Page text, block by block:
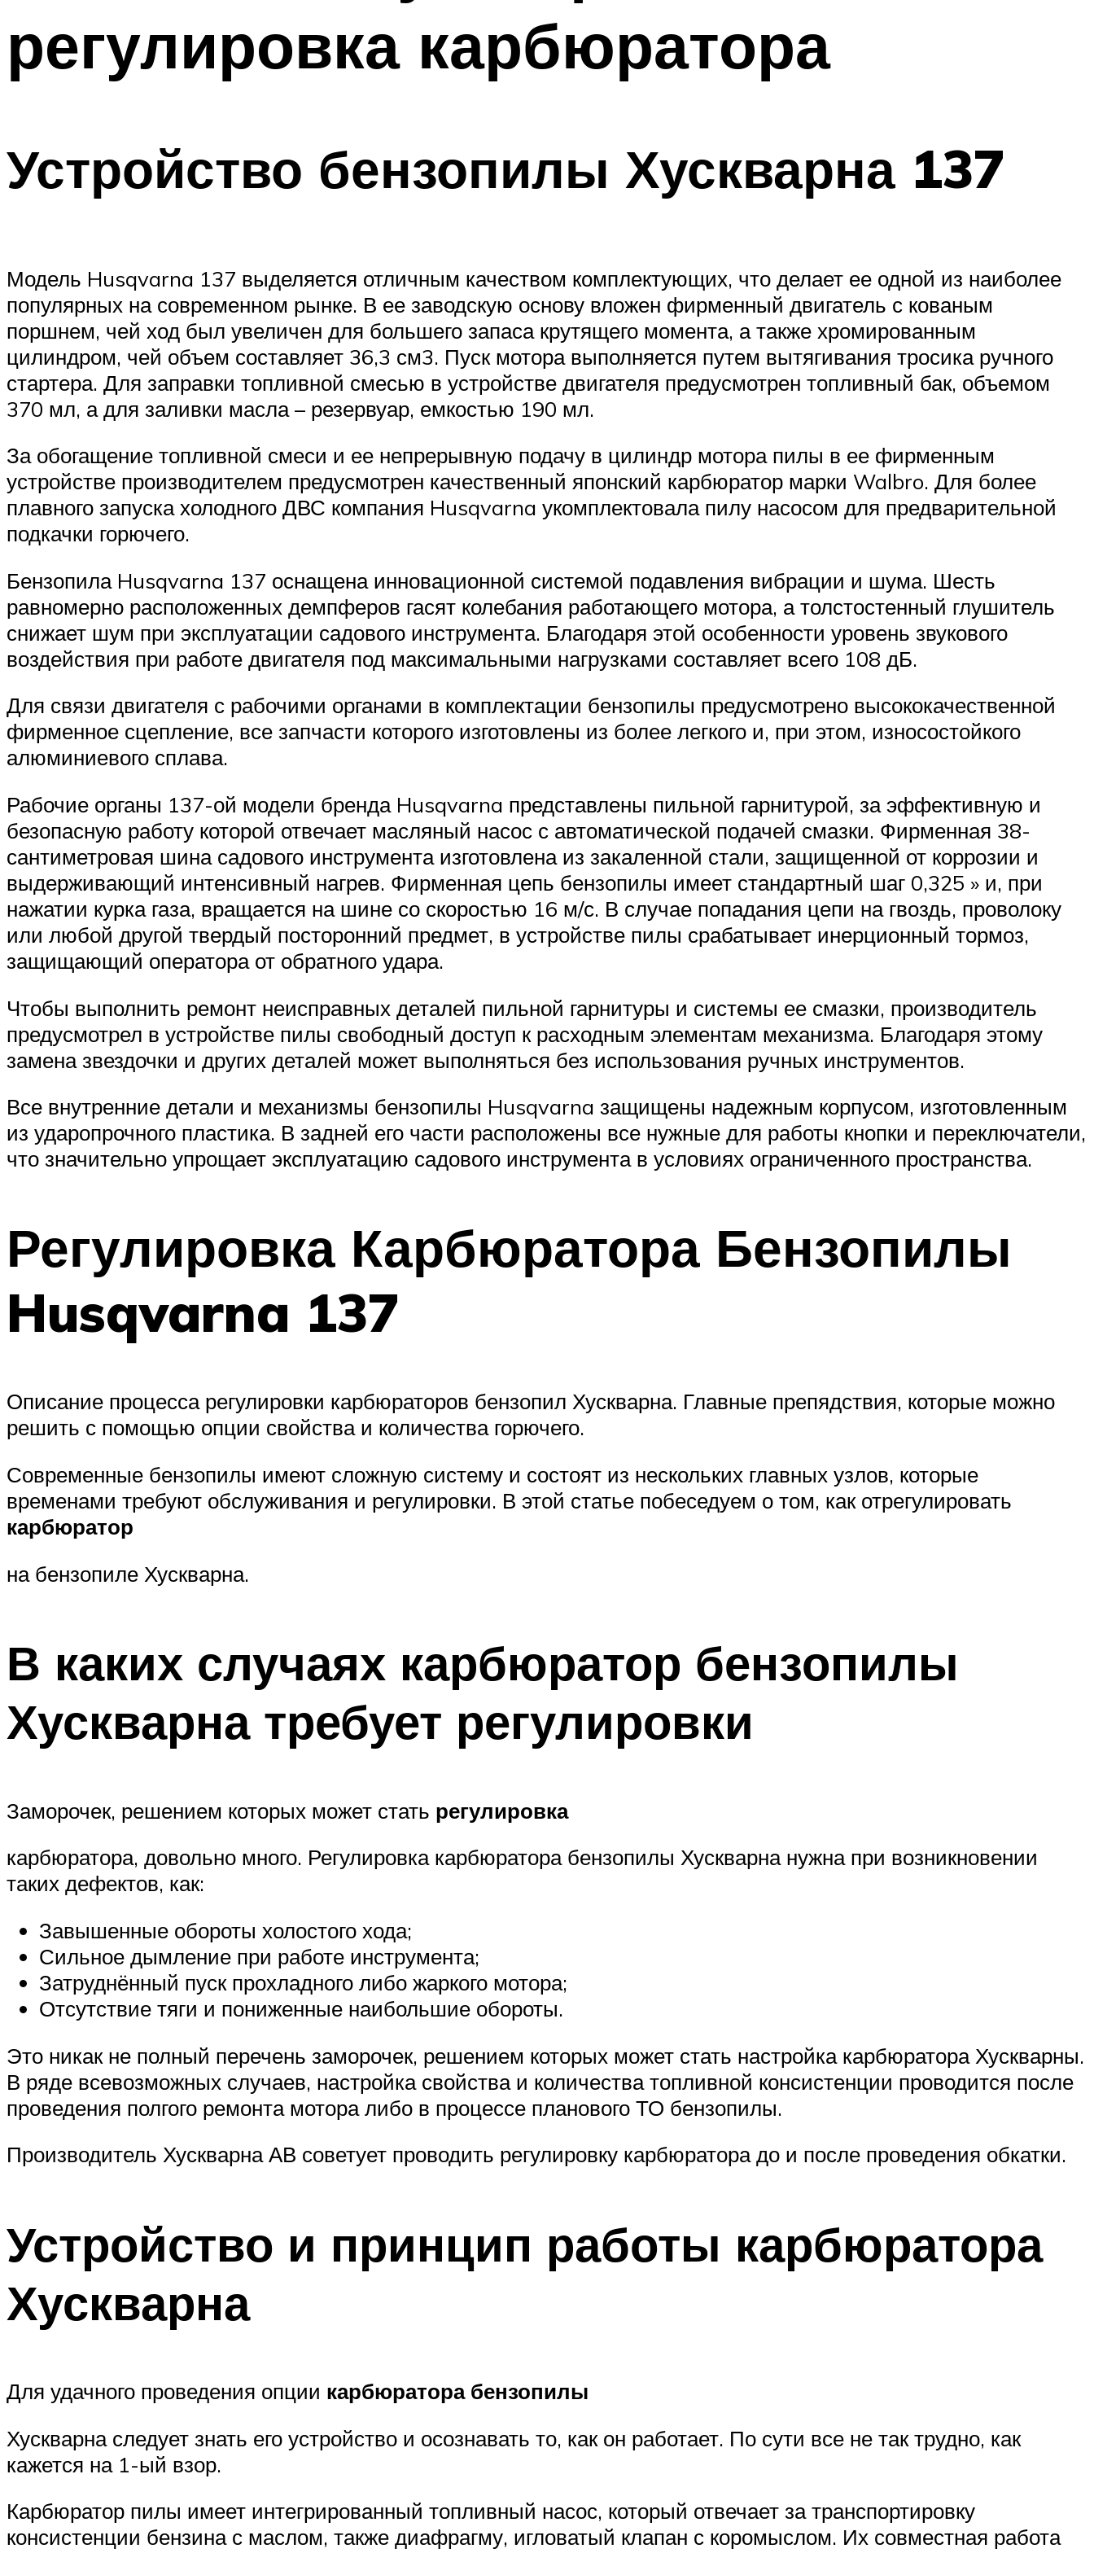
регулировка карбюратора
Устройство бензопилы Хускварна 137
Модель Husqvarna 137 выделяется отличным качеством комплектующих, что делает ее одной из наиболее
популярных на современном рынке. В ее заводскую основу вложен фирменный двигатель с кованым
поршнем, чей ход был увеличен для большего запаса крутящего момента, а также хромированным
цилиндром, чей объем составляет 36,3 см3. Пуск мотора выполняется путем вытягивания тросика ручного
стартера. Для заправки топливной смесью в устройстве двигателя предусмотрен топливный бак, объемом
370 мл, а для заливки масла – резервуар, емкостью 190 мл.
За обогащение топливной смеси и ее непрерывную подачу в цилиндр мотора пилы в ее фирменным
устройстве производителем предусмотрен качественный японский карбюратор марки Walbro. Для более
плавного запуска холодного ДВС компания Husqvarna укомплектовала пилу насосом для предварительной
подкачки горючего.
Бензопила Husqvarna 137 оснащена инновационной системой подавления вибрации и шума. Шесть
равномерно расположенных демпферов гасят колебания работающего мотора, а толстостенный глушитель
снижает шум при эксплуатации садового инструмента. Благодаря этой особенности уровень звукового
воздействия при работе двигателя под максимальными нагрузками составляет всего 108 дБ.
Для связи двигателя с рабочими органами в комплектации бензопилы предусмотрено высококачественной
фирменное сцепление, все запчасти которого изготовлены из более легкого и, при этом, износостойкого
алюминиевого сплава.
Рабочие органы 137-ой модели бренда Husqvarna представлены пильной гарнитурой, за эффективную и
безопасную работу которой отвечает масляный насос с автоматической подачей смазки. Фирменная 38-
сантиметровая шина садового инструмента изготовлена из закаленной стали, защищенной от коррозии и
выдерживающий интенсивный нагрев. Фирменная цепь бензопилы имеет стандартный шаг 0,325 » и, при
нажатии курка газа, вращается на шине со скоростью 16 м/с. В случае попадания цепи на гвоздь, проволоку
или любой другой твердый посторонний предмет, в устройстве пилы срабатывает инерционный тормоз,
защищающий оператора от обратного удара.
Чтобы выполнить ремонт неисправных деталей пильной гарнитуры и системы ее смазки, производитель
предусмотрел в устройстве пилы свободный доступ к расходным элементам механизма. Благодаря этому
замена звездочки и других деталей может выполняться без использования ручных инструментов.
Все внутренние детали и механизмы бензопилы Husqvarna защищены надежным корпусом, изготовленным
из ударопрочного пластика. В задней его части расположены все нужные для работы кнопки и переключатели,
что значительно упрощает эксплуатацию садового инструмента в условиях ограниченного пространства.
Регулировка Карбюратора Бензопилы
Husqvarna 137
Описание процесса регулировки карбюраторов бензопил Хускварна. Главные препядствия, которые можно
решить с помощью опции свойства и количества горючего.
Современные бензопилы имеют сложную систему и состоят из нескольких главных узлов, которые
временами требуют обслуживания и регулировки. В этой статье побеседуем о том, как отрегулировать
карбюратор
на бензопиле Хускварна.
В каких случаях карбюратор бензопилы
Хускварна требует регулировки
Заморочек, решением которых может стать регулировка
карбюратора, довольно много. Регулировка карбюратора бензопилы Хускварна нужна при возникновении
таких дефектов, как:
Завышенные обороты холостого хода;
Сильное дымление при работе инструмента;
Затруднённый пуск прохладного либо жаркого мотора;
Отсутствие тяги и пониженные наибольшие обороты.
Это никак не полный перечень заморочек, решением которых может стать настройка карбюратора Хускварны.
В ряде всевозможных случаев, настройка свойства и количества топливной консистенции проводится после
проведения полгого ремонта мотора либо в процессе планового ТО бензопилы.
Производитель Хускварна АВ советует проводить регулировку карбюратора до и после проведения обкатки.
Устройство и принцип работы карбюратора
Хускварна
Для удачного проведения опции карбюратора бензопилы
Хускварна следует знать его устройство и осознавать то, как он работает. По сути все не так трудно, как
кажется на 1-ый взор.
Карбюратор пилы имеет интегрированный топливный насос, который отвечает за транспортировку
консистенции бензина с маслом, также диафрагму, игловатый клапан с коромыслом. Их совместная работа